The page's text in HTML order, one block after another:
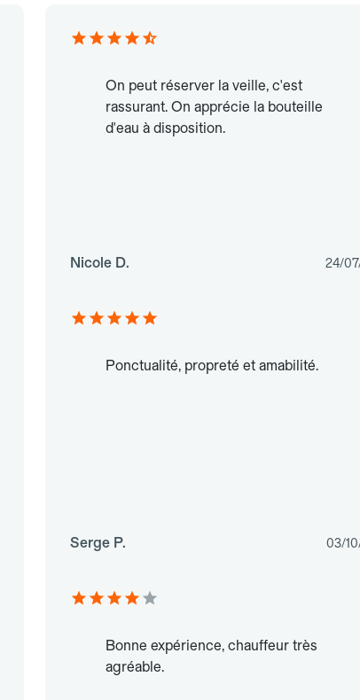
On peut réserver la veille, c'est
rassurant. On apprécie la bouteille
d'eau à disposition.
Nicole D. 24/
Ponctualité, propreté et amabilité.
Serge P. 03/
Bonne expérience, chauffeur très
agréable.